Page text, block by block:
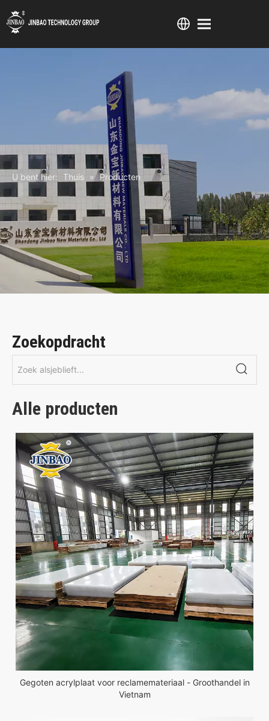
U bent hier: Thuis » Producten
Zoekopdracht
Alle producten
Gegoten acrylplaat voor reclamemateriaal - Groothandel in
Vietnam